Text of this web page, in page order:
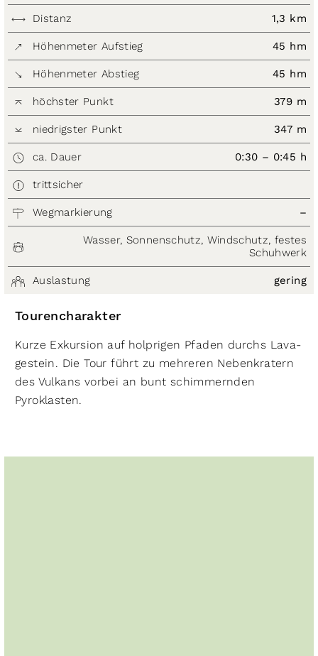
Distanz 1,3 km
Höhenmeter Aufstieg 45 hm
Höhenmeter Abstieg 45 hm
höchster Punkt 379 m
niedrigster Punkt 347 m
ca. Dauer 0:30 – 0:45 h
trittsicher
Wegmarkierung –
Wasser, Sonnenschutz, Windschutz, festes
Schuhwerk
Auslastung gering
Tourencharakter
Kurze Exkursion auf holprigen Pfaden durchs Lava­
gestein. Die Tour führt zu mehreren Nebenkratern
des Vulkans vorbei an bunt schimmernden
Pyroklasten.